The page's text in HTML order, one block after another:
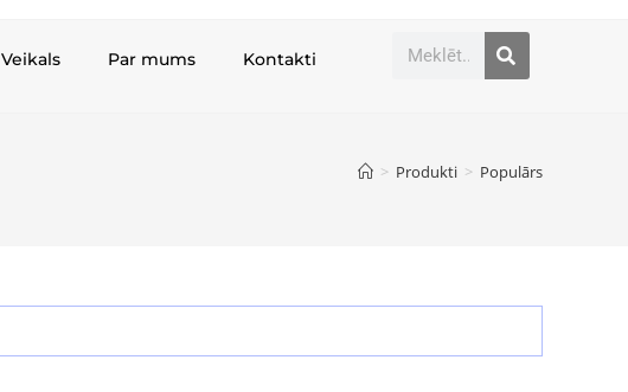
Veikals Par mums Kontakti
> Produkti > Populārs